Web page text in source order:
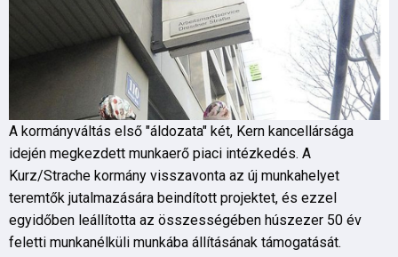
A kormányváltás első "áldozata" két, Kern kancellársága
idején megkezdett munkaerő piaci intézkedés. A
Kurz/Strache kormány visszavonta az új munkahelyet
teremtők jutalmazására beindított projektet, és ezzel
egyidőben leállította az összességében húszezer 50 év
feletti munkanélküli munkába állításának támogatását.